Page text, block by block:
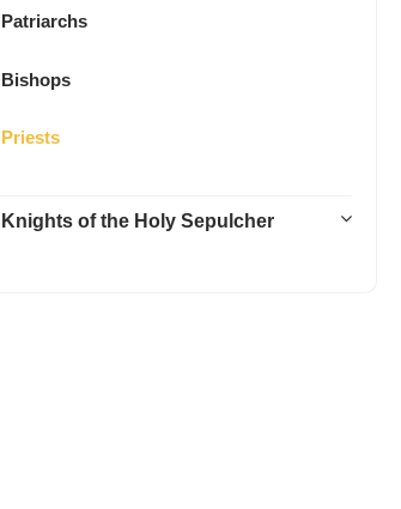
Patriarchs
Bishops
Priests
Knights of the Holy Sepulcher